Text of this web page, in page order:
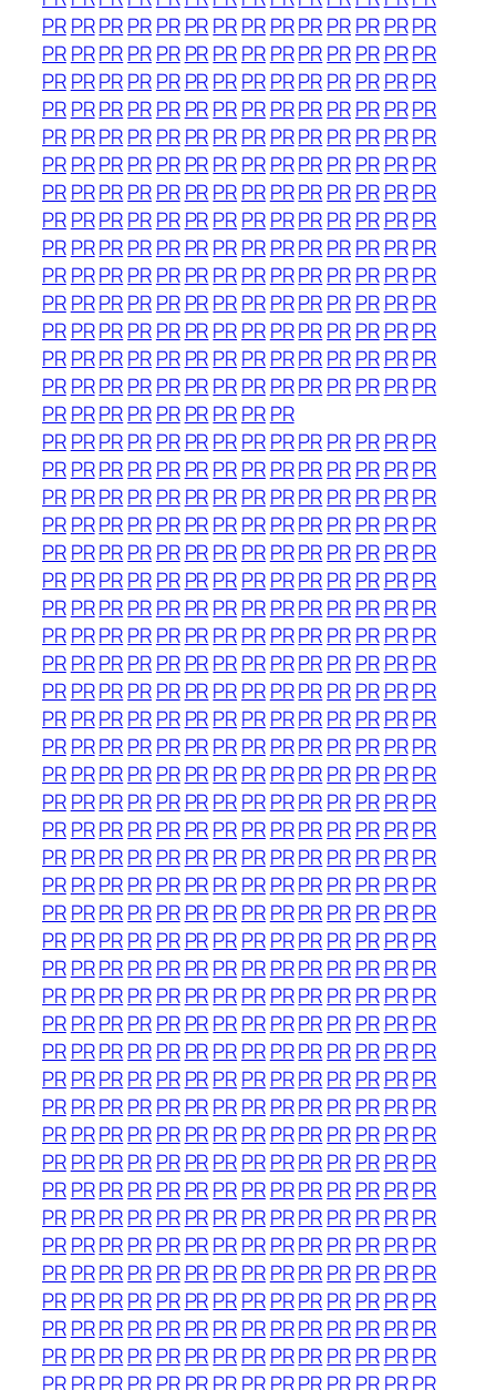
PRPRPRPRPR PRPRPRPRPRPRPR PRPR
PRPRPRPRPR PRPRPRPRPRPRPR PRPR
PRPRPRPRPR PRPRPRPRPRPRPR PRPR
PRPRPRPRPR PRPRPRPRPRPRPR PRPR
PRPRPRPRPR PRPRPRPRPRPRPR PRPR
PRPRPRPRPR PRPRPRPRPRPRPR PRPR
PRPRPRPRPR PRPRPRPRPRPRPR PRPR
PRPRPRPRPR PRPRPRPRPRPRPR PRPR
PRPRPRPRPR PRPRPRPRPRPRPR PRPR
PRPRPRPRPR PRPRPRPRPRPRPR PRPR
PRPRPRPRPR PRPRPRPRPRPRPR PRPR
PRPRPRPRPR PRPRPRPRPRPRPR PRPR
PRPRPRPRPR PRPRPRPRPRPRPR PRPR
PRPRPRPRPR PRPRPRPRPRPRPR PRPR
PRPRPRPRPR PRPRPRPR
PRPRPRPRPR PRPRPRPRPRPRPR PRPR
PRPRPRPRPR PRPRPRPRPRPRPR PRPR
PRPRPRPRPR PRPRPRPRPRPRPR PRPR
PRPRPRPRPR PRPRPRPRPRPRPR PRPR
PRPRPRPRPR PRPRPRPRPRPRPR PRPR
PRPRPRPRPR PRPRPRPRPRPRPR PRPR
PRPRPRPRPR PRPRPRPRPRPRPR PRPR
PRPRPRPRPR PRPRPRPRPRPRPR PRPR
PRPRPRPRPR PRPRPRPRPRPRPR PRPR
PRPRPRPRPR PRPRPRPRPRPRPR PRPR
PRPRPRPRPR PRPRPRPRPRPRPR PRPR
PRPRPRPRPR PRPRPRPRPRPRPR PRPR
PRPRPRPRPR PRPRPRPRPRPRPR PRPR
PRPRPRPRPR PRPRPRPRPRPRPR PRPR
PRPRPRPRPR PRPRPRPRPRPRPR PRPR
PRPRPRPRPR PRPRPRPRPRPRPR PRPR
PRPRPRPRPR PRPRPRPRPRPRPR PRPR
PRPRPRPRPR PRPRPRPRPRPRPR PRPR
PRPRPRPRPR PRPRPRPRPRPRPR PRPR
PRPRPRPRPR PRPRPRPRPRPRPR PRPR
PRPRPRPRPR PRPRPRPRPRPRPR PRPR
PRPRPRPRPR PRPRPRPRPRPRPR PRPR
PRPRPRPRPR PRPRPRPRPRPRPR PRPR
PRPRPRPRPR PRPRPRPRPRPRPR PRPR
PRPRPRPRPR PRPRPRPRPRPRPR PRPR
PRPRPRPRPR PRPRPRPRPRPRPR PRPR
PRPRPRPRPR PRPRPRPRPRPRPR PRPR
PRPRPRPRPR PRPRPRPRPRPRPR PRPR
PRPRPRPRPR PRPRPRPRPRPRPR PRPR
PRPRPRPRPR PRPRPRPRPRPRPR PRPR
PRPRPRPRPR PRPRPRPRPRPRPR PRPR
PRPRPRPRPR PRPRPRPRPRPRPR PRPR
PRPRPRPRPR PRPRPRPRPRPRPR PRPR
PRPRPRPRPR PRPRPRPRPRPRPR PRPR
PRPRPRPRPR PRPRPRPRPRPRPR PRPR